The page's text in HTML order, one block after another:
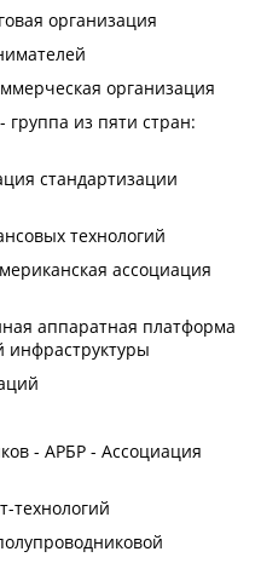
организация
организация
группа из пяти стран:
стандартизации
технологий
ассоциация
аппаратная платформа
инфраструктуры
- АРБР - Ассоциация
технологий